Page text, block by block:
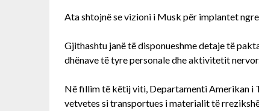
Ata shtojnë se vizioni i Musk për implantet
Gjithashtu janë të disponueshme detaje të
dhënave të tyre personale dhe aktivitetit
Në fillim të këtij viti, Departamenti Amerikan
vetvetes si transportues i materialit të